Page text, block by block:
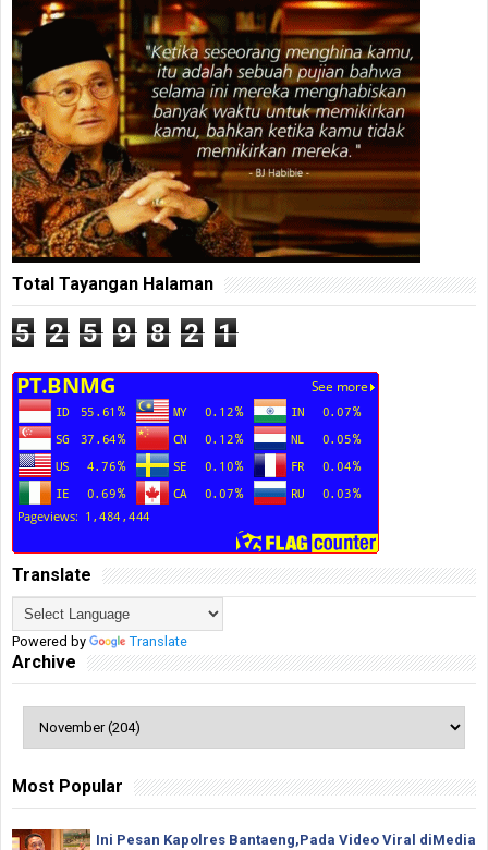
Total Tayangan Halaman
5 2 5 9 8 2 1
Translate
Powered by Translate
Archive
Most Popular
Ini Pesan Kapolres Bantaeng,Pada Video Viral diMedia